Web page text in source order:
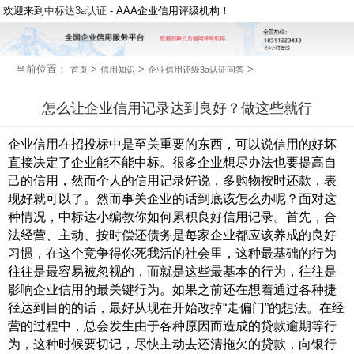
欢迎来到中标达3a认证 - AAA企业信用评级机构！
当前位置： 首页 > 信用知识 > 企业信用评级3a认证问答 >
怎么让企业信用记录达到良好？做这些就行
企业信用在招投标中是至关重要的东西，可以说信用的好坏
直接决定了企业能不能中标。很多企业想尽办法也要提高自
己的信用，然而个人的信用记录好说，多购物按时还款，表
现好就可以了。然而事关企业的话到底该怎么办呢？面对这
种情况，中标达小编教你如何累积良好信用记录。首先，合
法经营、主动、按时偿还债务是每家企业都应该养成的良好
习惯，在这个竞争得你死我活的社会里，这种最基础的行为
往往是最容易被忽视的，而就是这些最基本的行为，往往是
影响企业信用的最关键行为。如果之前还在想着通过各种捷
径达到目的的话，最好从现在开始改掉“走偏门”的想法。在经
营的过程中，总会发生由于各种原因而造成的贷款逾期等行
为，这种时候要切记，尽快主动去还清拖欠的贷款，向银行